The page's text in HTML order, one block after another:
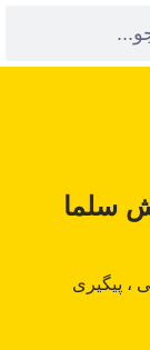
سلما
، پیگیری